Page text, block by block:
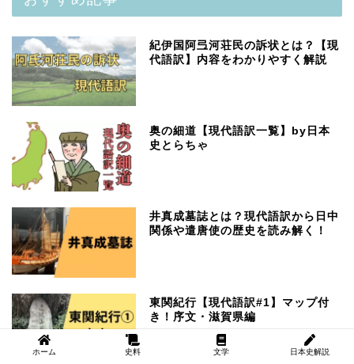
紀伊国阿弖河荘民の訴状とは？【現
代語訳】内容をわかりやすく解説
奥の細道【現代語訳一覧】by日本
史とらちゃ
井真成墓誌とは？現代語訳から日中
関係や遣唐使の歴史を読み解く！
東関紀行【現代語訳#1】マップ付
き！序文・滋賀県編
ホーム 史料 文学 日本史解説